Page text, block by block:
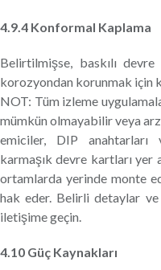
4.9.4 Konformal Kaplama
Belirtilmişse, baskılı
korozyondan korunmak için
NOT: Tüm izleme
mümkün olmayabilir veya
emiciler, DIP anahtarları
karmaşık devre kartları yer
ortamlarda yerinde monte
hak eder. Belirli detaylar
iletişime geçin.
4.10 Güç Kaynakları